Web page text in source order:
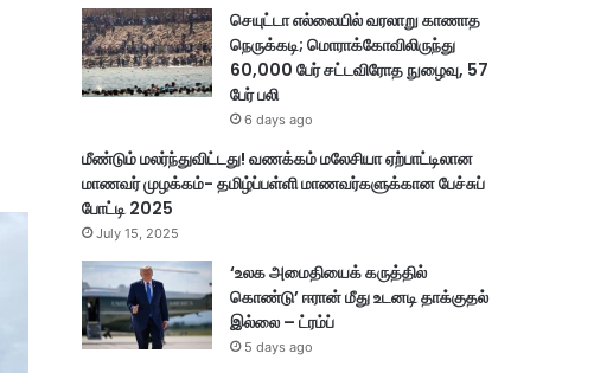
செயுட்டா எல்லையில் வரலாறு காணாத
நெருக்கடி; மொராக்கோவிலிருந்து
60,000 பேர் சட்டவிரோத நுழைவு, 57
பேர் பலி
6 days ago
மீண்டும் மலர்ந்துவிட்டது! வணக்கம் மலேசியா ஏற்பாட்டிலான
மாணவர் முழக்கம்- தமிழ்ப்பள்ளி மாணவர்களுக்கான பேச்சுப்
போட்டி 2025
July 15, 2025
‘உலக அமைதியைக் கருத்தில்
கொண்டு’ ஈரான் மீது உடனடி தாக்குதல்
இல்லை – ட்ரம்ப்
5 days ago